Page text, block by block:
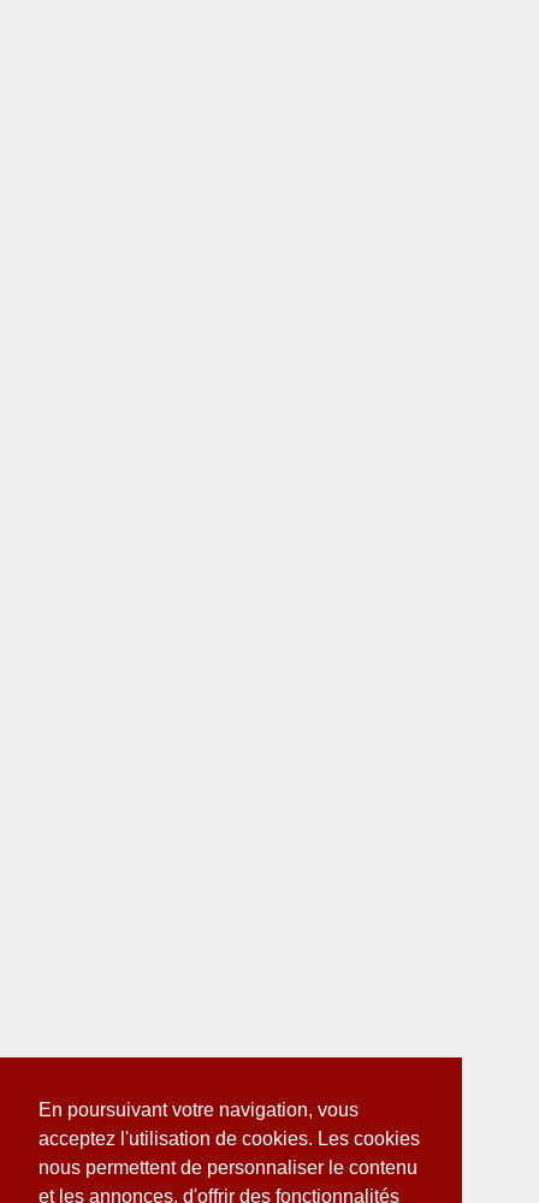
En poursuivant votre navigation, vous
acceptez l'utilisation de cookies. Les cookies
nous permettent de personnaliser le contenu
et les annonces, d'offrir des fonctionnalités